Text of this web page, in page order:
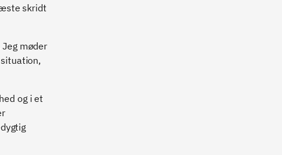
skridt
møder
og i et